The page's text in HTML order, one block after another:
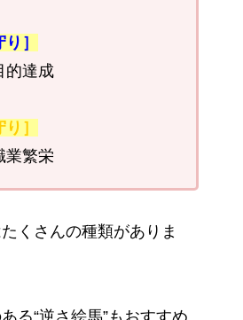
］
的達成
］
業繁栄
くさんの種類がありま
る“逆さ絵馬”もおすすめ